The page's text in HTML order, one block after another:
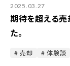
2025.03.27
期待を超える売
た。
# 売却 # 体験談